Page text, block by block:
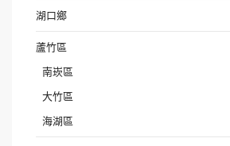
湖口鄉
蘆竹區
南崁區
大竹區
海湖區